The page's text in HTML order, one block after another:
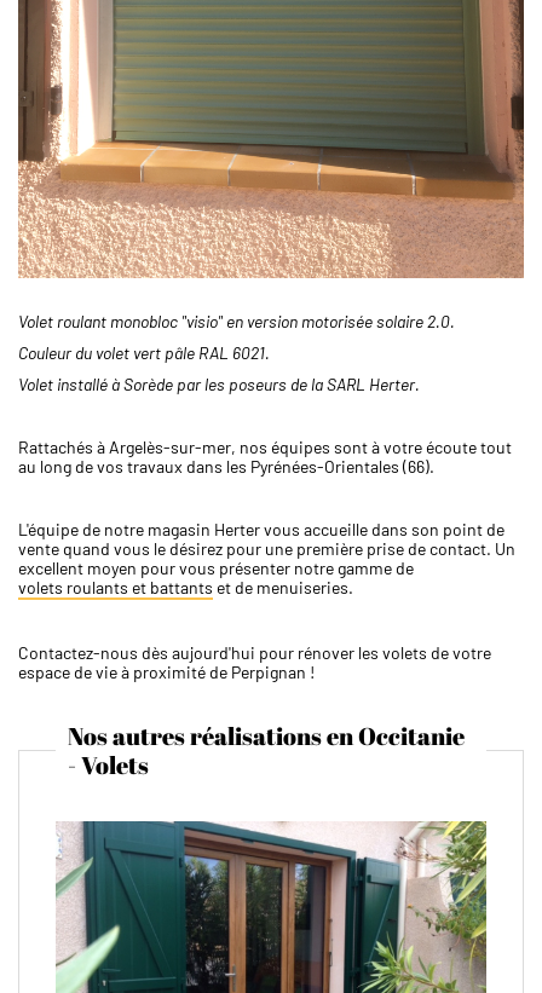
Volet roulant monobloc "visio" en version motorisée solaire 2.0.
Couleur du volet vert pâle RAL 6021.
Volet installé à Sorède par les poseurs de la SARL Herter.
Rattachés à Argelès-sur-mer, nos équipes sont à votre écoute tout
au long de vos travaux dans les Pyrénées-Orientales (66).
L'équipe de notre magasin Herter vous accueille dans son point de
vente quand vous le désirez pour une première prise de contact. Un
excellent moyen pour vous présenter notre gamme de
volets roulants et battants et de menuiseries.
Contactez-nous dès aujourd'hui pour rénover les volets de votre
espace de vie à proximité de Perpignan !
Nos autres réalisations en Occitanie
- Volets